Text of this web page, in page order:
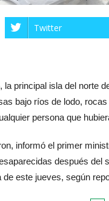
Twitter
principal isla del norte
bajo ríos de lodo,
persona que
informó el primer
después del
este jueves, según